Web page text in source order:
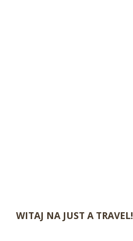
WITAJ NA JUST A TRAVEL!